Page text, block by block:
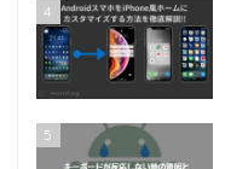
4
5